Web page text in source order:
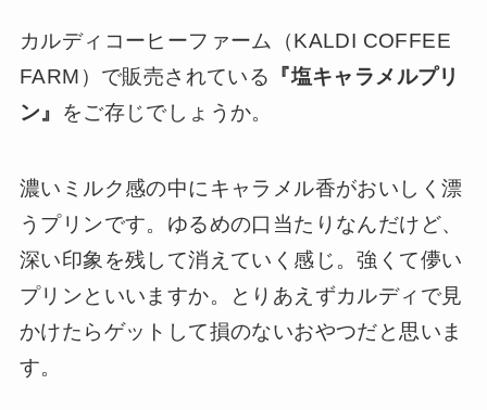
カルディコーヒーファーム（KALDI COFFEE
FARM）で販売されている
『塩キャラメルプリ
ン』
をご存じでしょうか。
濃いミルク感の中にキャラメル香がおいしく漂
うプリンです。ゆるめの口当たりなんだけど、
深い印象を残して消えていく感じ。強くて儚い
プリンといいますか。とりあえずカルディで見
かけたらゲットして損のないおやつだと思いま
す。